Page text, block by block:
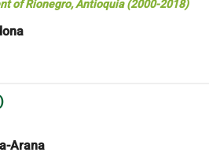
of Rionegro, Antioquia (2000-2018)
Arana